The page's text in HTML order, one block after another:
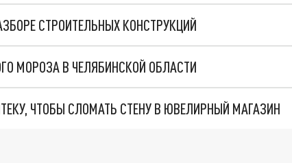
СТРОИТЕЛЬНЫХ КОНСТРУКЦИЙ
МОРОЗА В ЧЕЛЯБИНСКОЙ ОБЛАСТИ
ЧТОБЫ СЛОМАТЬ СТЕНУ В ЮВЕЛИРНЫЙ МАГАЗИН